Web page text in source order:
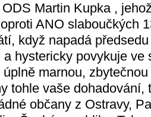
Martin Kupka ,
ANO slaboučkých
když napadá
hystericky povykuje ve
marnou, zbytečnou
tohle vaše dohadování,
občany z Ostravy,